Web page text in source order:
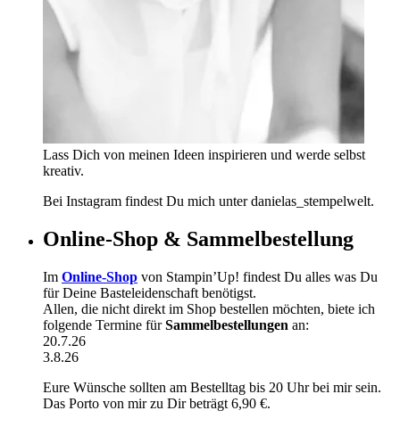
Lass Dich von meinen Ideen inspirieren und werde selbst
kreativ.
Bei Instagram findest Du mich unter danielas_stempelwelt.
Online-Shop & Sammelbestellung
Im Online-Shop von Stampin’Up! findest Du alles was Du
für Deine Basteleidenschaft benötigst.
Allen, die nicht direkt im Shop bestellen möchten, biete ich
folgende Termine fürSammelbestellungen an:
20.7.26
3.8.26
Eure Wünsche sollten am Bestelltag bis 20 Uhr bei mir sein.
Das Porto von mir zu Dir beträgt 6,90 €.